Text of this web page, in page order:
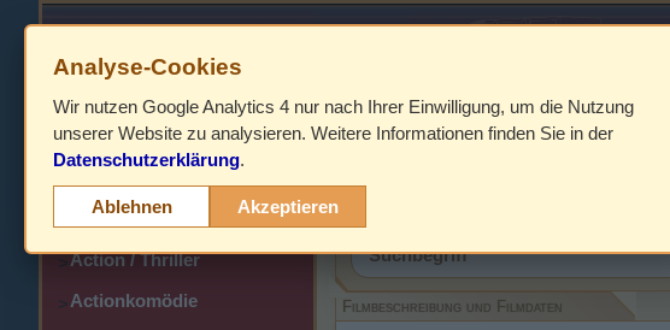
HOME
>
> Action
>Action / Thriller
>Actionkomödie
Filmbeschreibung, Cover &
Filmbeschreibung und Filmdaten
Analyse-Cookies
Wir nutzen Google Analytics 4 nur nach Ihrer Einwilligung, um die Nutzung
unserer Website zu analysieren. Weitere Informationen finden Sie in der
Datenschutzerklärung.
Ablehnen Akzeptieren